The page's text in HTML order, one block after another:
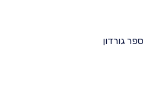
גורדון